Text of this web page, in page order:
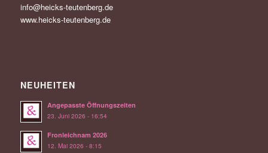
info@heicks-teutenberg.de
www.heicks-teutenberg.de
NEUHEITEN
Angepasste Öffnungszeiten
23. Juni 2026 - 16:54
Fronleichnam 2026
12. Mai 2026 - 8:15